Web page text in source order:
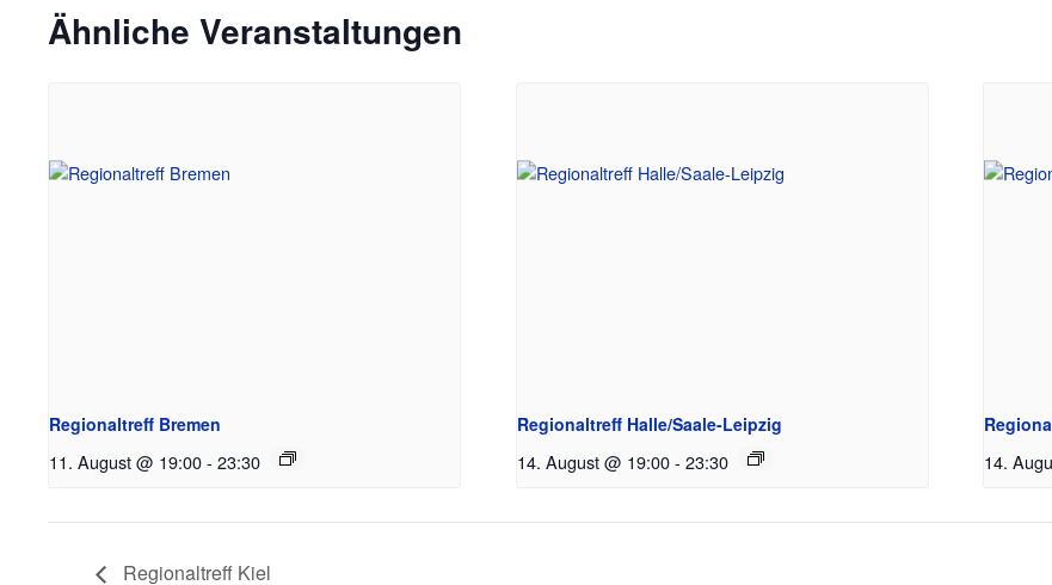
Ähnliche Veranstaltungen
Regionaltreff Bremen
11. August @ 19:00- 23:30
Regionaltreff Halle/Saale-Leipzig
14. August @ 19:00 - 23:30 14.
Regionaltreff Kiel